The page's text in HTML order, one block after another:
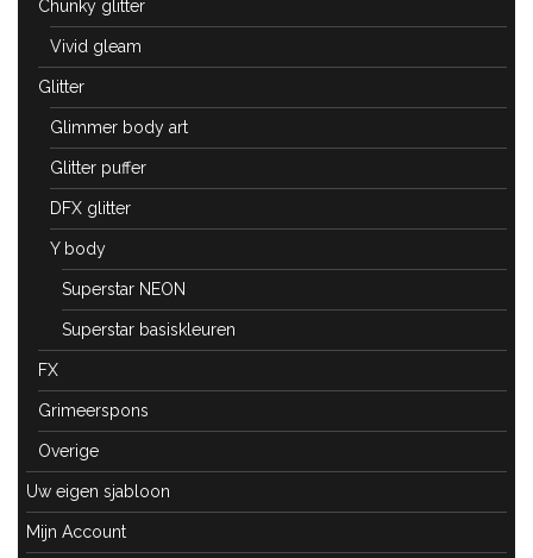
Chunky glitter
Vivid gleam
Glitter
Glimmer body art
Glitter puffer
DFX glitter
Y body
Superstar NEON
Superstar basiskleuren
FX
Grimeerspons
Overige
Uw eigen sjabloon
Mijn Account